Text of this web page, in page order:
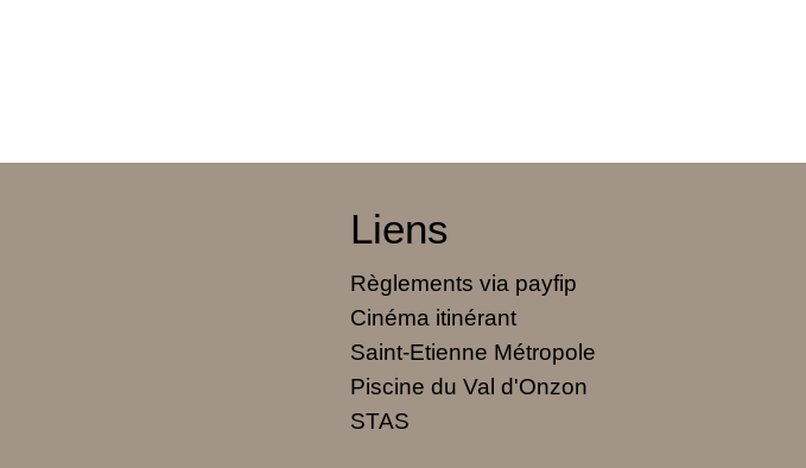
Liens
Règlements via payfip
Cinéma itinérant
Saint-Etienne Métropole
Piscine du Val d'Onzon
STAS